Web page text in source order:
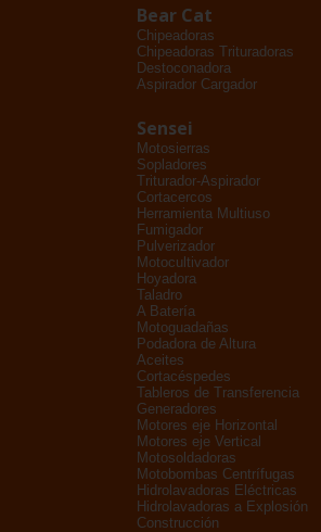
Bear Cat
Chipeadoras
Chipeadoras Trituradoras
Destoconadora
Aspirador Cargador
Sensei
Motosierras
Sopladores
Triturador-Aspirador
Cortacercos
Herramienta Multiuso
Fumigador
Pulverizador
Motocultivador
Hoyadora
Taladro
A Batería
Motoguadañas
Podadora de Altura
Aceites
Cortacéspedes
Tableros de Transferencia
Generadores
Motores eje Horizontal
Motores eje Vertical
Motosoldadoras
Motobombas Centrífugas
Hidrolavadoras Eléctricas
Hidrolavadoras a Explosión
Construcción